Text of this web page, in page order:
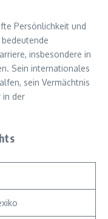
Persönlichkeit und
insbesondere in
Sein internationales
sein Vermächtnis
in der